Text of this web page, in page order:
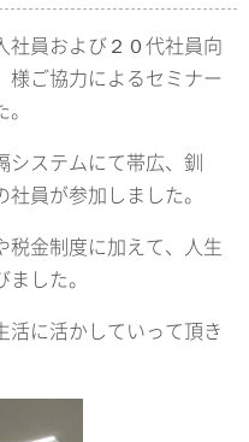
員および２０代社員向
様ご協力によるセミナー
システムにて帯広、釧
員が参加しました。
税金制度に加えて、人生
した。
に活かしていって頂き